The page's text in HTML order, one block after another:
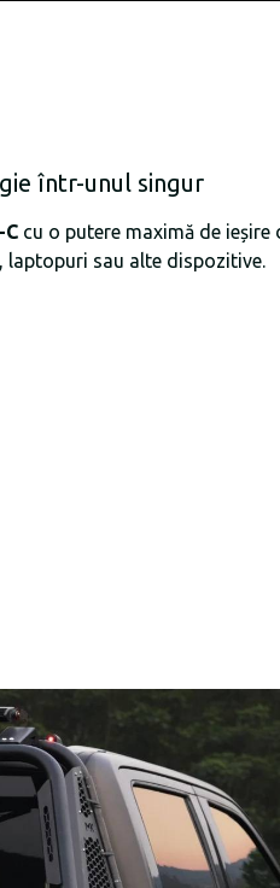
într-unul singur
cu o putere maximă de ieșire
laptopuri sau alte dispozitive.